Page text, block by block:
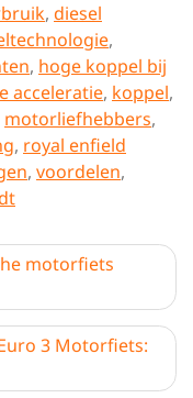
, diesel
,
, hoge koppel bij
acceleratie, koppel,
motorliefhebbers,
, royal enfield
, voordelen,
motorfiets
3 Motorfiets: